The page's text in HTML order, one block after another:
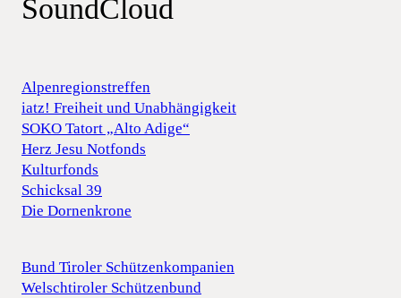
SoundCloud
Alpenregionstreffen
iatz! Freiheit und Unabhängigkeit
SOKO Tatort „Alto Adige“
Herz Jesu Notfonds
Kulturfonds
Schicksal 39
Die Dornenkrone
Bund Tiroler Schützenkompanien
Welschtiroler Schützenbund